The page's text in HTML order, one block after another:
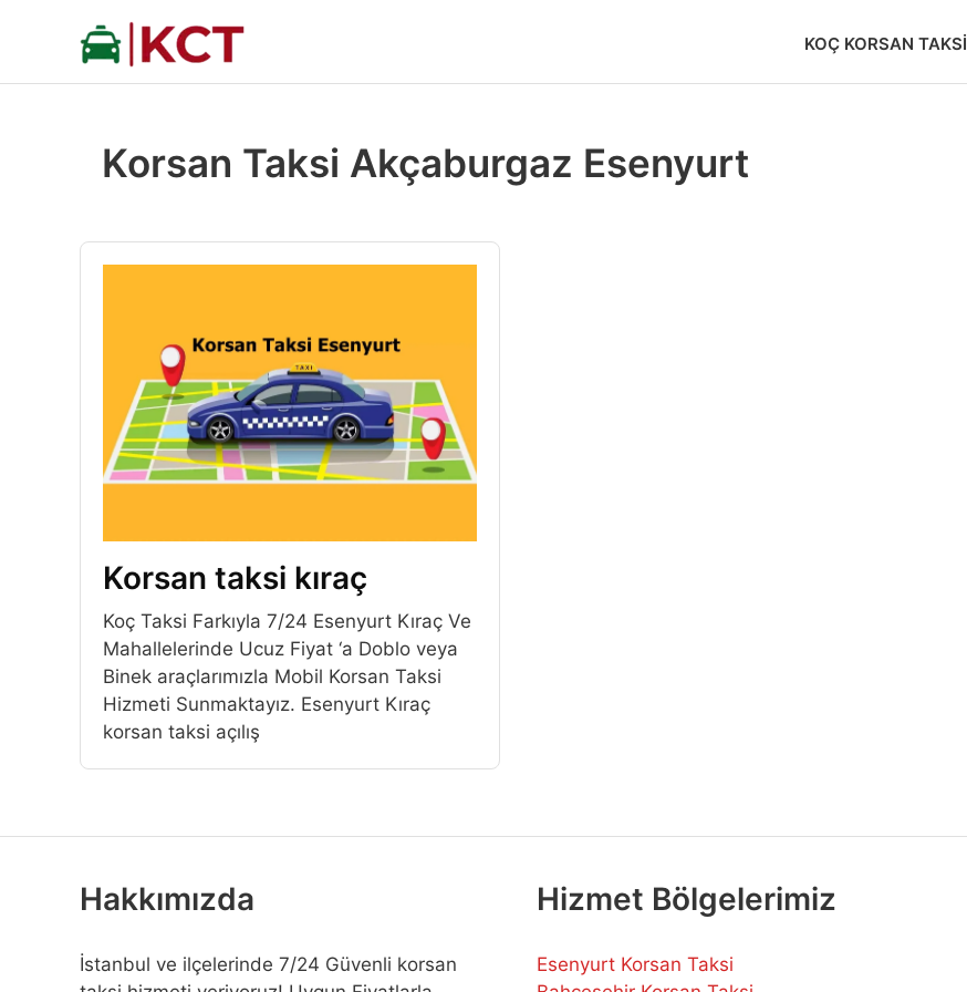
KOÇ KORSAN TAKSI
Korsan Taksi Akçaburgaz Esenyurt
Korsan taksi kıraç
Koç Taksi Farkıyla 7/24 Esenyurt Kıraç Ve
Mahallelerinde Ucuz Fiyat ‘a Doblo veya
Binek araçlarımızla Mobil Korsan Taksi
Hizmeti Sunmaktayız. Esenyurt Kıraç
korsan taksi açılış
Hakkımızda
İstanbul ve ilçelerinde 7/24 Güvenli korsan
Hizmet Bölgelerimiz
Esenyurt Korsan Taksi